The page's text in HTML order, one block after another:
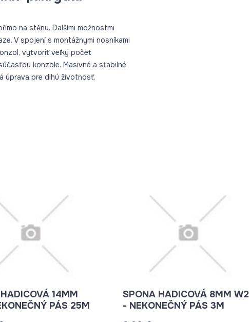
na stěnu. Dalšími možnostmi
V spojení s montážnymi nosníkami
vytvoriť veľký počet
konzole. Masivné a stabilné
úprava pre dlhú životnosť.
14MM
W2 - NEKONEČNÝ PÁS 25M
SPONA HADICOVÁ 8MM W2
- NEKONEČNÝ PÁS 3M